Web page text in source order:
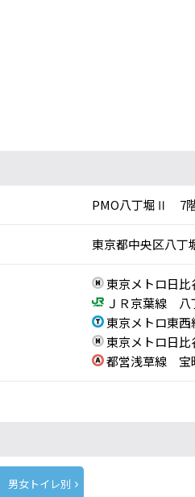
PMO八丁堀Ⅱ 7
東京都中央区八丁
東京メトロ日
ＪＲ京葉線 八
東京メトロ東
東京メトロ日
都営浅草線 宝
男女トイレ別